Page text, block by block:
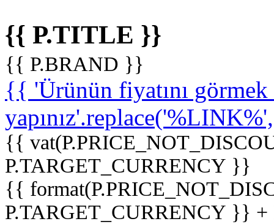
{{ P.TITLE }}
{{ P.BRAND }}
{{ 'Ürünün fiyatını
{{
P.TARGET_CURRENCY }}
{{
P.TARGET_CURRENCY }}